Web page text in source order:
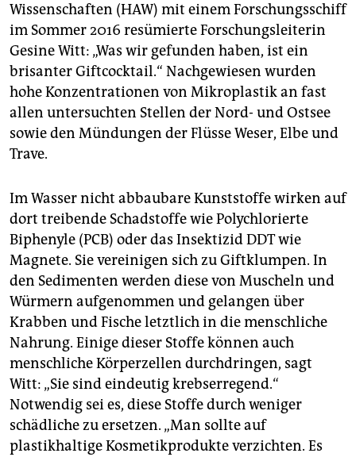
Als Inhaltsstoff erkennbarist Mikroplastik unter
anderem an Bezeichnungen wie Polyethylen (PE),
Polyethylenterephthalat(PET), Nylon-6 und Acrylates
Crosspolymer (ACS).
Wissenschaften (HAW) mit einem Forschungsschiff
im Sommer 2016 resümierte Forschungsleiterin
Gesine Witt: „Was wir gefunden haben, ist ein
brisanter Giftcocktail.“ Nachgewiesen wurden
hohe Konzen­trationen von Mikroplastik an fast
allen untersuchten Stellen der Nord- und Ostsee
sowie den Mündungen der Flüsse Weser, Elbe und
Trave.
Im Wasser nicht abbaubare Kunststoffe wirken auf
dort treibende Schadstoffe wie Polychlorierte
Biphenyle (PCB) oder das Insektizid DDT wie
Magnete. Sie vereinigen sich zu Giftklumpen. In
den Sedimenten werden diese von Muscheln und
Würmern aufgenommen und gelangen über
Krabben und Fische letztlich in die menschliche
Nahrung. Einige dieser Stoffe können auch
menschliche Körperzellen durchdringen, sagt
Witt: „Sie sind eindeutig krebserregend.“
Notwendig sei es, diese Stoffe durch weniger
schädliche zu ersetzen. „Man sollte auf
plastikhaltige Kosmetikprodukte verzichten. Es